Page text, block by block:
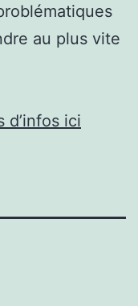
au plus vite
d’infos ici